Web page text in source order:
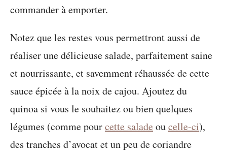
commander à emporter.
Notez que les restes vous permettront aussi de
réaliser une délicieuse salade, parfaitement saine
et nourrissante, et savemment réhaussée de cette
sauce épicée à la noix de cajou. Ajoutez du
quinoa si vous le souhaitez ou bien quelques
légumes (comme pourcette salade oucelle-ci),
des tranches d’avocat et un peu de coriandre